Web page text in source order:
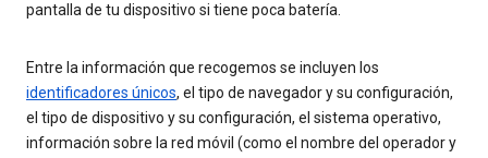
pantalla de tu dispositivo si tiene poca batería.
Entre la información que recogemos se incluyen los
identificadores únicos, el tipo de navegador y su configuración,
el tipo de dispositivo y su configuración, el sistema operativo,
información sobre la red móvil (como el nombre del operador y